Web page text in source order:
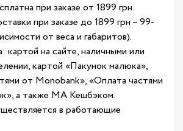
при заказе от 1899 грн.
при заказе до 1899 грн – 99-
от веса и габаритов).
картой на сайте, наличными или
картой «Пакунок малюка»,
от Monobank», «Оплата частями
а также МА Кешбэком.
в работающие